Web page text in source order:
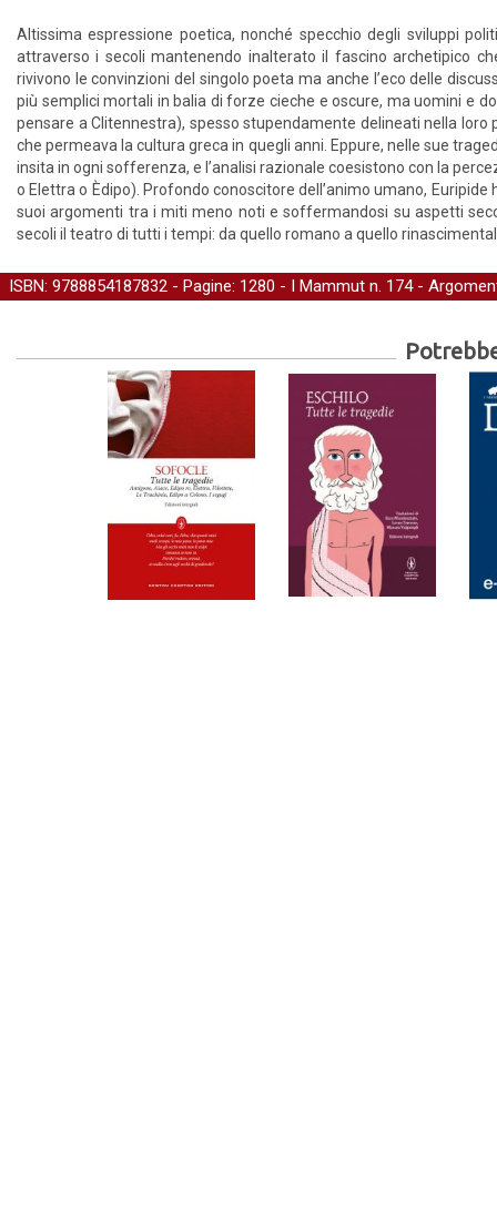
Altissima espressione poetica, nonché specchio degli sviluppi
attraverso i secoli mantenendo inalterato il fascino archetipico
rivivono le convinzioni del singolo poeta ma anche l’eco delle
più semplici mortali in balia di forze cieche e oscure, ma uomini e
pensare a Clitennestra), spesso stupendamente delineati nella
che permeava la cultura greca in quegli anni. Eppure, nelle sue
insita in ogni sofferenza, e l’analisi razionale coesistono con la
o Elettra o Èdipo). Profondo conoscitore dell’animo umano,
suoi argomenti tra i miti meno noti e soffermandosi su aspetti
secoli il teatro di tutti i tempi: da quello romano a quello
ISBN: 9788854187832 - Pagine: 1280 - I Mammut n. 174 -